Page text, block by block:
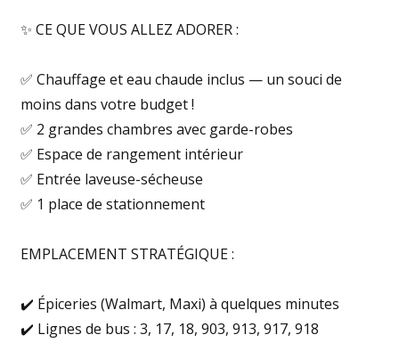
✨ CE QUE VOUS ALLEZ ADORER :
✅ Chauffage et eau chaude inclus — un souci de
moins dans votre budget !
✅ 2 grandes chambres avec garde-robes
✅ Espace de rangement intérieur
✅ Entrée laveuse-sécheuse
✅ 1 place de stationnement
EMPLACEMENT STRATÉGIQUE :
✔️ Épiceries (Walmart, Maxi) à quelques minutes
✔️ Lignes de bus : 3, 17, 18, 903, 913, 917, 918